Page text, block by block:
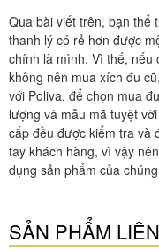
Qua bài viết trên, bạn thể
thanh lý có rẻ hơn được
chính là mình. Vì thế, nếu
không nên mua xích đu
với Poliva, để chọn mua
lượng và mẫu mã tuyệt
cấp đều được kiểm tra và
tay khách hàng, vì vậy
dụng sản phẩm của
SẢN PHẨM